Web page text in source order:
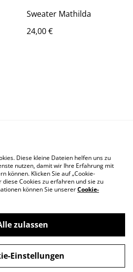
Sweater Mathilda
24,00 €
Impressum
Diese kleine Dateien helfen uns zu
nutzen, damit wir Ihre Erfahrung mit
können. Klicken Sie auf „Cookie-
diese Cookies zu erfahren und sie zu
können Sie unsererCookie-
zulassen
Einstellungen